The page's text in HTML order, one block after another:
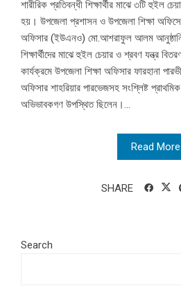
শারীরিক প্রতিবন্ধী শিক্ষার্থীর মাঝে ৩টি হুইল
হয়। উপজেলা প্রশাসন ও উপজেলা শিক্ষা
অফিসার (ইউএনও) মো.আশরাফুল আলম
শিক্ষার্থীদের মাঝে হুইল চেয়ার ও শ্রবণ যন্ত্র
কার্যক্রমে উপজেলা শিক্ষা অফিসার ফারহানা
অফিসার শাহরিয়ার পারভেজসহ সংশ্লিষ্ট
অভিভাবকগণ উপস্থিত ছিলেন।...
Read More
SHARE
Search